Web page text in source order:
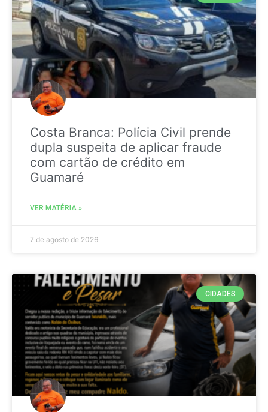
Costa Branca: Polícia Civil prende
dupla suspeita de aplicar fraude
com cartão de crédito em
Guamaré
VER MATÉRIA »
7 de agosto de 2026
CIDADES